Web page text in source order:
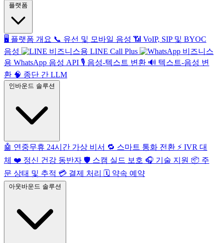
플랫폼
🖥️ 플랫폼 개요 📞 유선 및 모바일 음성 📶 VoIP, SIP 및 BYOC
음성
비즈니스용 LINE Call Plus
비즈니스
용 WhatsApp 음성 API 🎙️ 음성-텍스트 변환 🔊 텍스트-음성 변
환 🧠 종단 간 LLM
인바운드 솔루션
🤖 연중무휴 24시간 가상 비서 🔁 스마트 통화 전환 ⚡️ IVR 대
체 ❤️ 정신 건강 동반자 🛡️ 스캠 실드 보호 🎧 기술 지원 📦 주
문 상태 및 추적 💳 결제 처리 🗓️ 약속 예약
아웃바운드 솔루션